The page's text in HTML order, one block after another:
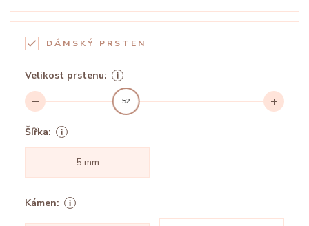
DÁMSKÝ PRSTEN
Velikost prstenu:
52
Šířka:
5 mm
Kámen: